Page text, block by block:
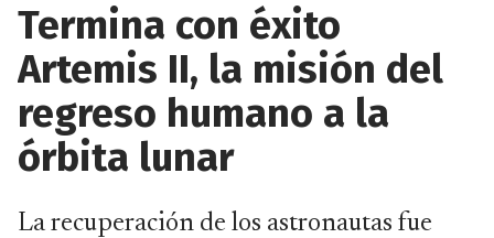
Termina con éxito
Artemis II, la misión del
regreso humano a la
órbita lunar
La recuperación de los astronautas fue